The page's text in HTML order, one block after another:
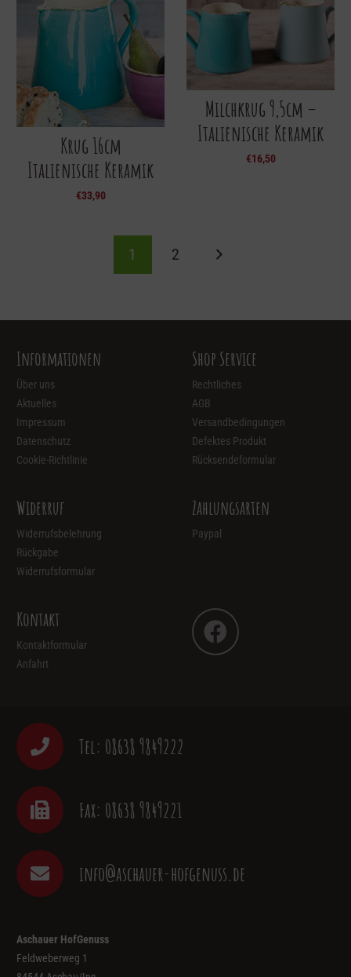
Krug 16cm
Italienische Keramik
€33,90
Milchkrug 9,5cm –
Italienische Keramik
€16,50
1 2
Informationen
Über uns
Aktuelles
Impressum
Datenschutz
Cookie-Richtlinie
Shop Service
Rechtliches
AGB
Versandbedingungen
Defektes Produkt
Rücksendeformular
Widerruf
Widerrufsbelehrung
Rückgabe
Widerrufsformular
Zahlungsarten
Paypal
Kontakt
Kontaktformular
Anfahrt
Tel: 08638 9849222
Fax: 08638 9849221
info@aschauer-hofgenuss.de
Aschauer HofGenuss
Feldweberweg 1